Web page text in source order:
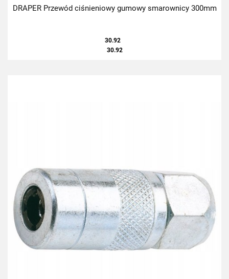
DRAPER Przewód ciśnieniowy gumowy smarownicy 300mm
30.92
30.92